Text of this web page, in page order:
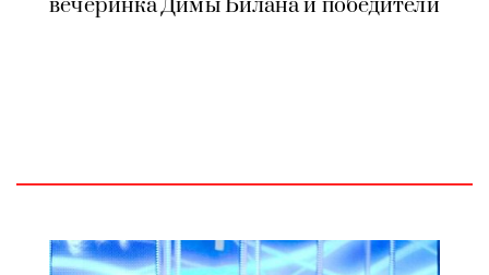
вечеринка Димы Билана и победители